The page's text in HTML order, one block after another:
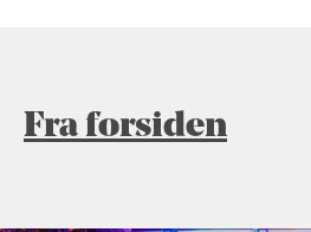
Fra forsiden